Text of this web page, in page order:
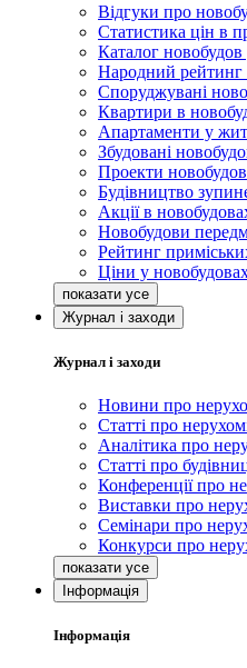
Відгуки про
Статистика цін в
Каталог новобудов
Народний рейтинг
Споруджувані
Квартири в
Апартаменти у
Збудовані
Проекти новобудов
Будівництво
Акції в
Новобудови
Рейтинг
Ціни у
Журнал і заходи
Журнал і заходи
Новини про
Статті про
Аналітика про
Статті про
Конференції про
Виставки про
Семінари про
Конкурси про
Інформація
Інформація